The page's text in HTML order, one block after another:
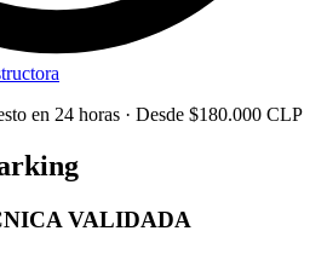
en 24 horas · Desde $180.000 CLP
VALIDADA